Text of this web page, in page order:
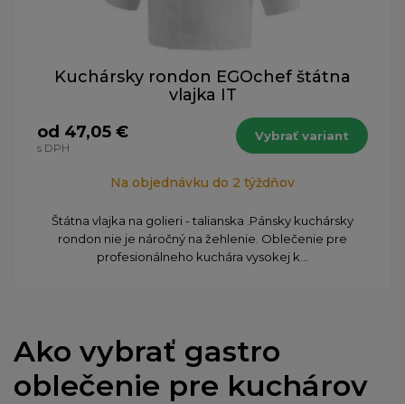
Kuchársky rondon EGOchef štátna
vlajka IT
od 47,05 €
s DPH
Vybrať variant
Na objednávku do 2 týždňov
Štátna vlajka na golieri - talianska .Pánsky kuchársky
rondon nie je náročný na žehlenie. Oblečenie pre
profesionálneho kuchára vysokej k...
Ako vybrať gastro
oblečenie pre kuchárov